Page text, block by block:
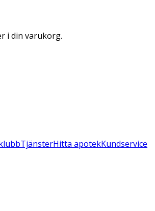
i din varukorg.
TjänsterHitta apotekKundservice